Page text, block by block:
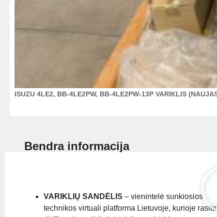
ISUZU 4LE2, BB-4LE2PW, BB-4LE2PW-13P VARIKLIS
Bendra informacija
VARIKLIŲ SANDĖLIS – vienintelė sunkiosios
technikos virtuali platforma Lietuvoje, kurioje rasite